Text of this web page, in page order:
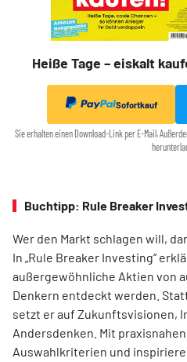
Heiße Tage – eiskalt
Sofortkauf
Sie erhalten einen Download-Link per E-Mail.
Buchtipp: Rule Breaker
Wer den Markt schlagen will,
In „Rule Breaker Investing“
außergewöhnliche Aktien von
Denkern entdeckt werden.
setzt er auf Zukunftsvisionen,
Andersdenken. Mit
Auswahlkriterien und